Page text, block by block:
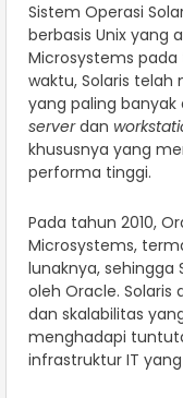
Sistem Operasi
berbasis Unix yang
Microsystems pada
waktu, Solaris telah
yang paling banyak
serverdan
khususnya yang
performa tinggi.
Pada tahun 2010,
Microsystems,
lunaknya, sehingga
oleh Oracle.
dan skalabilitas
menghadapi
infrastruktur IT